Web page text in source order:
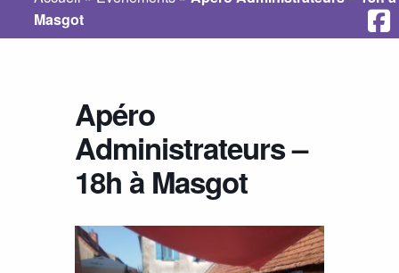
Masgot
Apéro
Administrateurs –
18h à Masgot